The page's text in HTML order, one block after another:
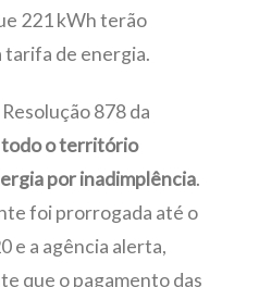
221 kWh terão
tarifa de energia.
878 da
todo o território
por inadimplência.
foi prorrogada até o
e a agência alerta,
que o pagamento das